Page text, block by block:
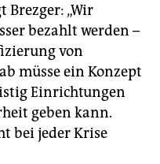
Brezger: „Wir
bezahlt werden –
von
müsse ein Konzept
Einrichtungen
geben kann.
bei jeder Krise